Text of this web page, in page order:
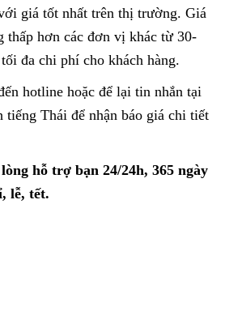
giá tốt nhất trên thị trường. Giá
thấp hơn các đơn vị khác từ 30-
đa chi phí cho khách hàng.
hotline hoặc để lại tin nhắn tại
tiếng Thái để nhận báo giá chi tiết
hỗ trợ bạn 24/24h, 365 ngày
lễ, tết.